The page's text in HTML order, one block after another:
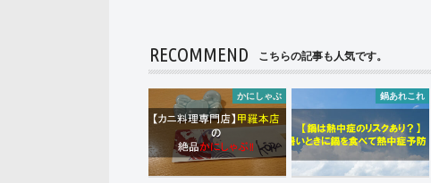
RECOMMEND こちらの記事も人気です。
かにしゃぶ 鍋あれこれ